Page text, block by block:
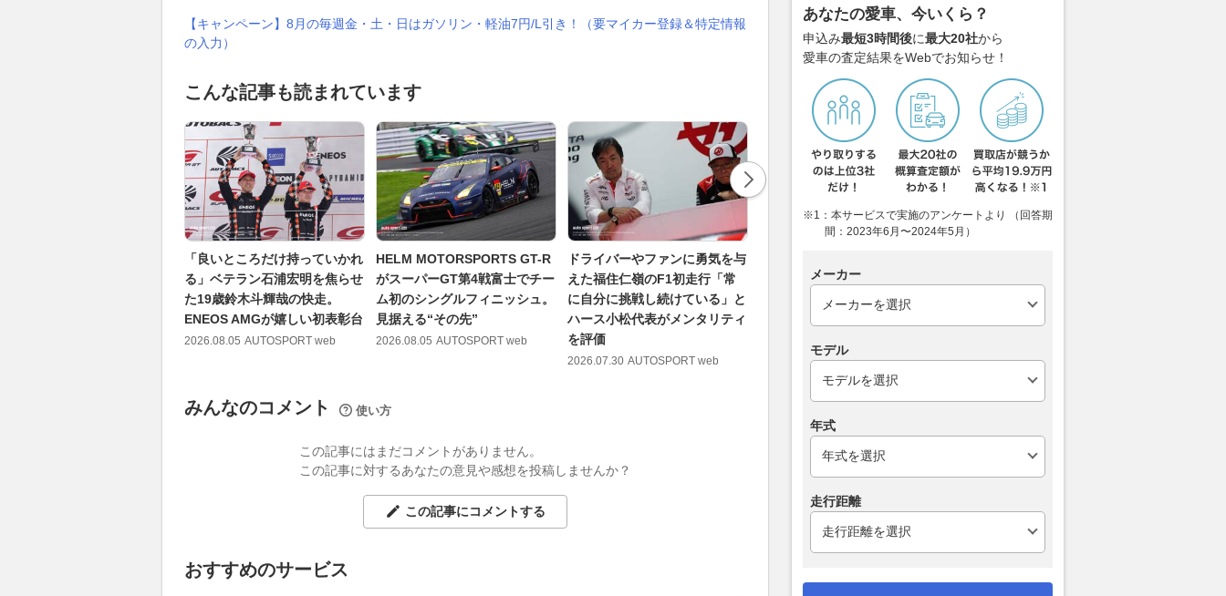
【キャンペーン】8月の毎週金・土・日はガソリン・軽油7円/L引き！（要マイカー登録＆特定情報
の入力）
こんな記事も読まれています
「良いところだけ持っていかれ
る」ベテラン石浦宏明を焦らせ
た19歳鈴木斗輝哉の快走。
ENEOS AMGが嬉しい初表彰台
2026.08.05 AUTOSPORT web
HELM MOTORSPORTS GT-R
がスーパーGT第4戦富士でチー
ム初のシングルフィニッシュ。
見据える“その先”
2026.08.05 AUTOSPORT web
ドライバーやファンに勇気を与
えた福住仁嶺のF1初走行「常
に自分に挑戦し続けている」と
ハース小松代表がメンタリティ
を評価
2026.07.30 AUTOSPORT web
車ARTAの大きな進化。太田
「僕たちはHRCの名前を背負っ
原＆川端の新コンビが「信頼関
2026.08.01 AUTOSPORT web
みんなのコメント 使い方
この記事にはまだコメントがありません。
この記事に対するあなたの意見や感想を投稿しませんか？
この記事にコメントする
おすすめのサービス
あなたの愛車、今いくら？
申込み最短3時間後に最大20社から
愛車の査定結果をWebでお知らせ！
※1：本サービスで実施のアンケートより （回答期
間：2023年6月〜2024年5月）
メーカー
モデル
年式
走行距離